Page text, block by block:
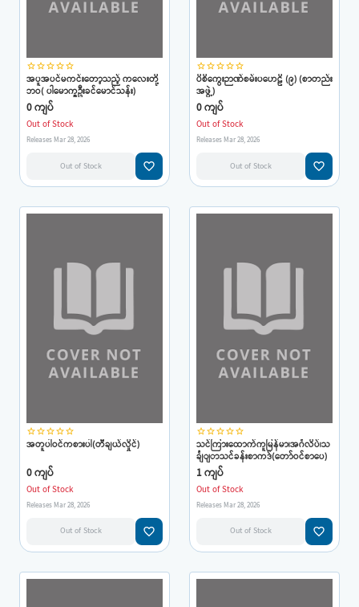
star_borderstar_borderstar_borderstar_borderstar_border
အပူအပင်မကင်းတော့သည့် ကလေးတို့
ဘဝ( ပါမောက္ခဦးခင်မောင်သန်း)
0 ကျပ်
Out of Stock
Releases Mar 28, 2026
Out of Stock favorite_border
star_borderstar_borderstar_borderstar_borderstar_border
ပိစိကွေးဉာဏ်စမ်းပဟေဠိ (၉) (စာတည်း
အဖွဲ့)
0 ကျပ်
Out of Stock
Releases Mar 28, 2026
Out of Stock favorite_border
star_borderstar_borderstar_borderstar_borderstar_border
အတူပါဝင်ကစားပါ(တီချယ်လှိုင်)
0 ကျပ်
Out of Stock
Releases Mar 28, 2026
Out of Stock favorite_border
star_borderstar_borderstar_borderstar_borderstar_border
သင်ကြားထောက်ကူမြန်မာ၊အင်္ဂလိပ်၊သ
င်္ချျာသင်ခန်းစာကဒ်(တော်ဝင်စာပေ)
1 ကျပ်
Out of Stock
Releases Mar 28, 2026
Out of Stock favorite_border